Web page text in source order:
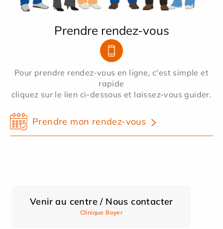
Prendre rendez-vous
Pour prendre rendez-vous en ligne, c'est simple et
rapide
cliquez sur le lien ci-dessous et laissez-vous guider.
Prendre mon rendez-vous
Venir au centre / Nous contacter
Clinique Boyer